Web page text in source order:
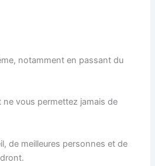
notamment en passant du
ne vous permettez jamais de
de meilleures personnes et de